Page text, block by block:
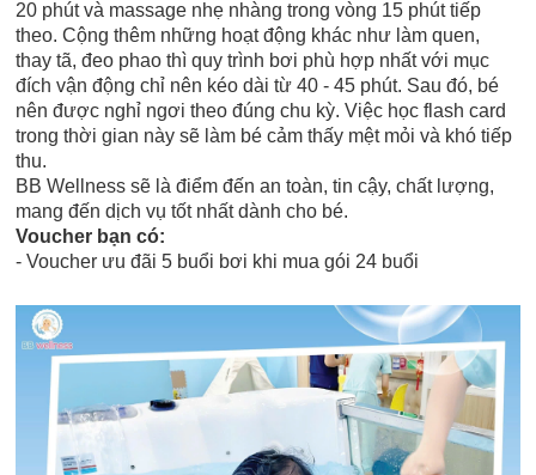
20 phút và massage nhẹ nhàng trong vòng 15 phút tiếp
theo. Cộng thêm những hoạt động khác như làm quen,
thay tã, đeo phao thì quy trình bơi phù hợp nhất với mục
đích vận động chỉ nên kéo dài từ 40 - 45 phút. Sau đó, bé
nên được nghỉ ngơi theo đúng chu kỳ. Việc học flash card
trong thời gian này sẽ làm bé cảm thấy mệt mỏi và khó tiếp
thu.
BB Wellness sẽ là điểm đến an toàn, tin cậy, chất lượng,
mang đến dịch vụ tốt nhất dành cho bé.
Voucher bạn có:
- Voucher ưu đãi 5 buổi bơi khi mua gói 24 buổi